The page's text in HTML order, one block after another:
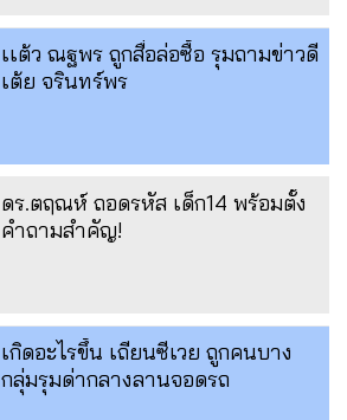
เเต้ว ณฐพร ถูกสื่อล่อซื้อ รุมถามข่าวดี
เต้ย จรินทร์พร
ดร.ตฤณห์ ถอดรหัส เด็ก14 พร้อมตั้ง
คำถามสำคัญ!
เกิดอะไรขึ้น เถียนซีเวย ถูกคนบาง
กลุ่มรุมด่ากลางลานจอดรถ